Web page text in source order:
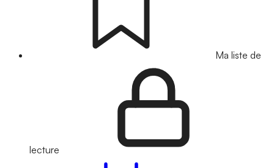
Ma liste de
lecture